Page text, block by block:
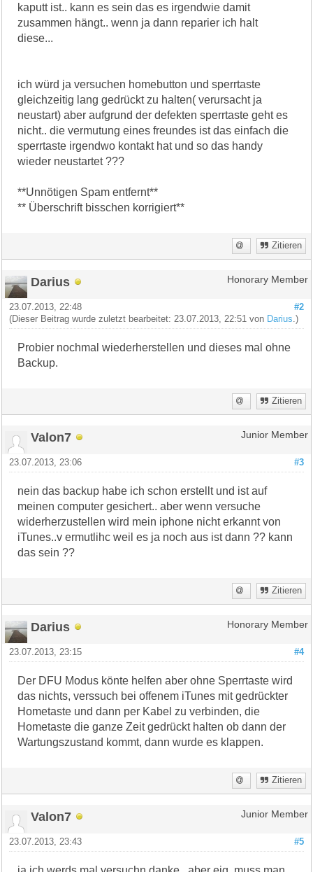
kaputt ist.. kann es sein das es irgendwie damit
zusammen hängt.. wenn ja dann reparier ich halt
diese...
ich würd ja versuchen homebutton und sperrtaste
gleichzeitig lang gedrückt zu halten( verursacht ja
neustart) aber aufgrund der defekten sperrtaste geht es
nicht.. die vermutung eines freundes ist das einfach die
sperrtaste irgendwo kontakt hat und so das handy
wieder neustartet ???
**Unnötigen Spam entfernt**
** Überschrift bisschen korrigiert**
Zitieren
Darius Honorary Member
#2
23.07.2013, 22:48
(Dieser Beitrag wurde zuletzt bearbeitet: 23.07.2013, 22:51 von Darius .)
Probier nochmal wiederherstellen und dieses mal ohne
Backup.
Zitieren
Valon7 Junior Member
#3
23.07.2013, 23:06
nein das backup habe ich schon erstellt und ist auf
meinen computer gesichert.. aber wenn versuche
widerherzustellen wird mein iphone nicht erkannt von
iTunes..v ermutlihc weil es ja noch aus ist dann ?? kann
das sein ??
Zitieren
Darius Honorary Member
#4
23.07.2013, 23:15
Der DFU Modus könte helfen aber ohne Sperrtaste wird
das nichts, verssuch bei offenem iTunes mit gedrückter
Hometaste und dann per Kabel zu verbinden, die
Hometaste die ganze Zeit gedrückt halten ob dann der
Wartungszustand kommt, dann wurde es klappen.
Zitieren
Valon7 Junior Member
#5
23.07.2013, 23:43